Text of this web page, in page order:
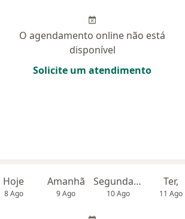
O agendamento online não está
disponível
Solicite um atendimento
Hoje
8 Ago
Amanhã
9 Ago
Segunda-feira
10 Ago
Ter,
11 Ago